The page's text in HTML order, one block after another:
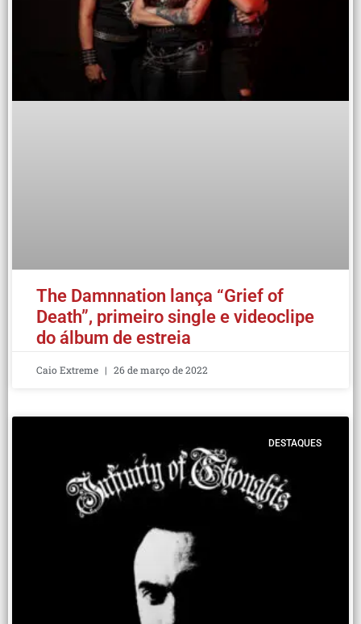
The Damnnation lança “Grief of
Death”, primeiro single e videoclipe
do álbum de estreia
Caio Extreme 26 de março de 2022
DESTAQUES